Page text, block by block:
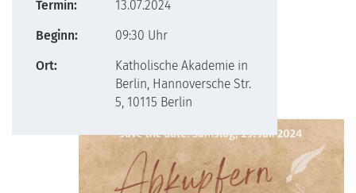
Termin:
13.07.2024
Beginn:
09:30 Uhr
Ort:
Katholische Akademie in
Berlin, Hannoversche Str.
5, 10115 Berlin